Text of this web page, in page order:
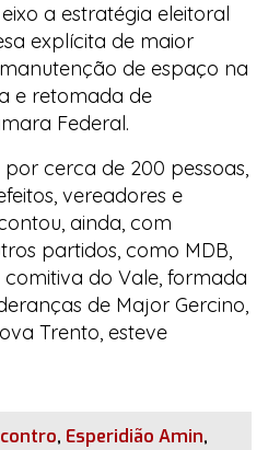
a estratégia eleitoral
explícita de maior
de espaço na
e retomada de
Federal.
cerca de 200 pessoas,
vereadores e
ainda, com
partidos, como MDB,
comitiva do Vale, formada
de Major Gercino,
Trento, esteve
, Esperidião Amin,